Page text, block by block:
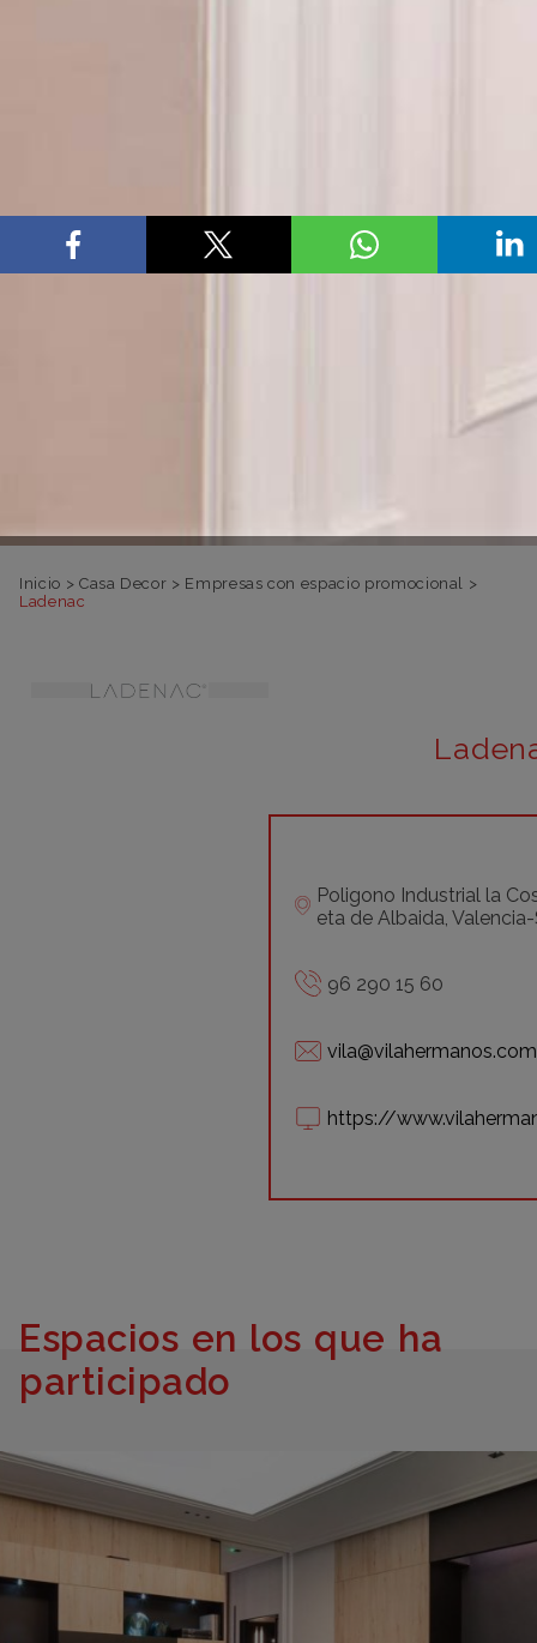
Inicio > Casa Decor > Empresas con espacio promocional
>
Ladenac
Poligono Industrial la
eta de Albaida,
96 290 15 60
vila@vilahermanos.com
https://
Espacios en los que ha
participado